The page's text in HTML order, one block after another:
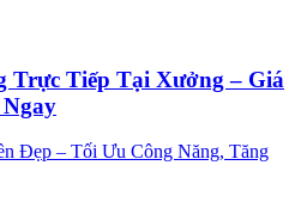
Trực Tiếp Tại Xưởng – Giá